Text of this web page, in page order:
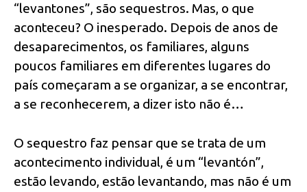
“levantones”, são sequestros. Mas, o que
aconteceu? O inesperado. Depois de anos de
desaparecimentos, os familiares, alguns
poucos familiares em diferentes lugares do
país começaram a se organizar, a se encontrar,
a se reconhecerem, a dizer isto não é…
O sequestro faz pensar que se trata de um
acontecimento individual, é um “levantón”,
estão levando, estão levantando, mas não é um